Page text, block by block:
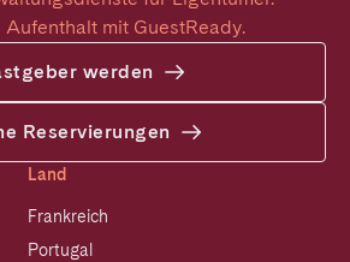
Aufenthalt mit GuestReady.
werden
Reservierungen
Land
Frankreich
Portugal